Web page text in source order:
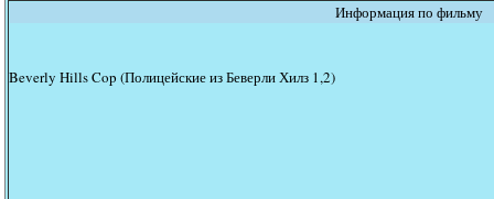
Информация по фильму
Beverly Hills Cop (Полицейские из Беверли Хилз 1,2)